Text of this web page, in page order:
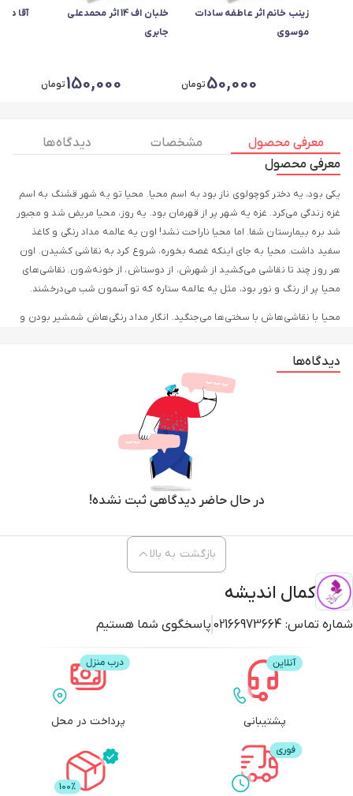
زینب خانم اثر عاطفه سادات
موسوی
50,000تومان
خلبان اف 14 اثر محمدعلی
جابری
150,000تومان
آقا
معرفی محصول مشخصات
دیدگاه ها
معرفی محصول
یکی بود، یه دختر کوچولوی ناز بود به اسم محیا. محیا تو یه شهر قشنگ به اسم
غزه زندگی می‌کرد. غزه یه شهر پر از قهرمان بود. یه روز، محیا مریض شد و مجبور
شد بره بیمارستان شفا. اما محیا ناراحت نشد! اون یه عالمه مداد رنگی و کاغذ
سفید داشت. محیا به جای اینکه غصه بخوره، شروع کرد به نقاشی کشیدن. اون
هر روز چند تا نقاشی می‌کشید از شهرش، از دوستاش، از خونه‌شون. نقاشی‌های
محیا پر از رنگ و نور بود، مثل یه عالمه ستاره که تو آسمون شب می‌درخشند.
محیا با نقاشی‌هاش با سختی‌ها می‌جنگید. انگار مداد رنگی‌هاش شمشیر بودن و
می‌داد. محیا به جای اینکه یادداشت بنویسه، هر روز چند تا نقاشی می‌کشید.
نقاشی‌هاش قصه شهر غزه رو تعریف می‌کرد، قصه یه شهر پر از پایداری و امید.
محیا با نقاشی‌هاش به همه نشون می‌داد که حتی تو سخت‌ترین شرایط هم
کتاب «برگه‌های سفید، دیوهای سیاه» قصه محیای قهرمانه. این کتاب به ما یاد
میده که هنر چقدر مهمه و چطور می‌تونه به ما کمک کنه تا با مشکلاتمون روبرو
دوست دارید یه قصه پر از امید و رنگ بخونید، حتماً این کتاب رو از مجموعه
دیدگاه‌ها
در حال حاضر دیدگاهی ثبت نشده!
کمال اندیشه
شماره تماس: 02166973664 پاسخگوی شما هستیم
بازگشت به بالا
پشتیبانی پرداخت در محل